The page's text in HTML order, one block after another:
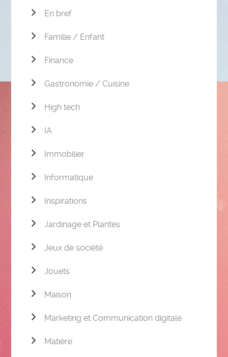
En bref
Famille / Enfant
Finance
Gastronomie / Cuisine
High tech
IA
Immobilier
Informatique
Inspirations
Jardinage et Plantes
Jeux de société
Jouets
Maison
Marketing et Communication digitale
Matière